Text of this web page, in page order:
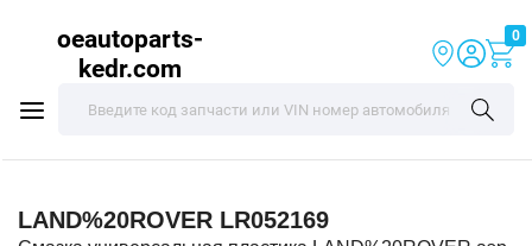
oeautoparts-
kedr.com
0
LAND%20ROVER LR052169